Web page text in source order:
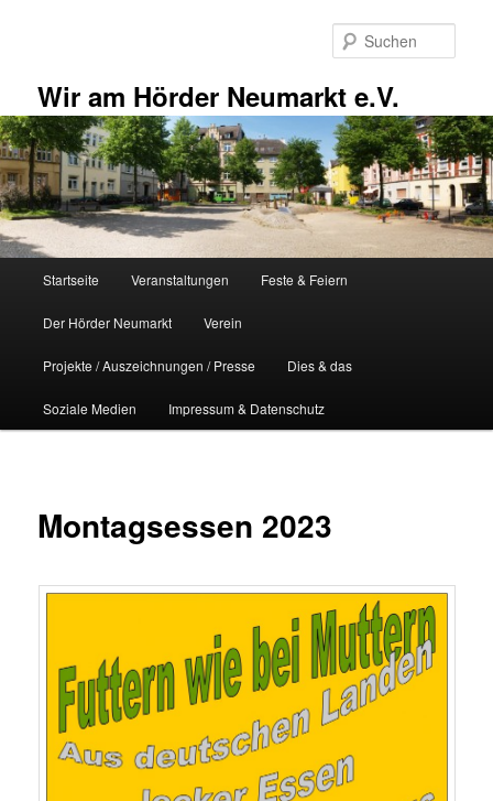
Wir am Hörder Neumarkt e.V.
Startseite Veranstaltungen Feste & Feiern
Der Hörder Neumarkt Verein
Projekte / Auszeichnungen / Presse Dies & das
Soziale Medien Impressum & Datenschutz
Montagsessen 2023